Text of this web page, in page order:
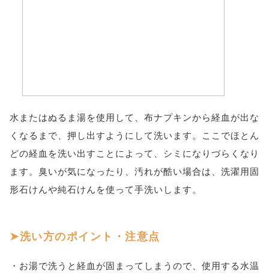
水またはぬるま湯を使用して、布ナプキンから経血が出な
くなるまで、押し出すようにして洗います。ここでほとん
どの経血を洗い出すことによって、シミになりづらくなり
ます。臭いが気になったり、汚れが酷い場合は、洗濯用固
形石けんや純石けんを使って手洗いします。
洗い方のポイント・注意点
・お湯で洗うと経血が固まってしまうので、使用する水温